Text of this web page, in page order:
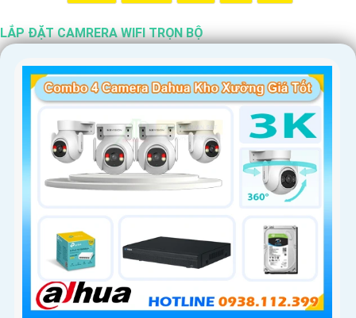
LẮP ĐẶT CAMRERA WIFI TRỌN BỘ